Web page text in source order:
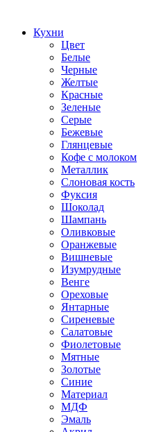
Кухни
Цвет
Белые
Черные
Желтые
Красные
Зеленые
Серые
Бежевые
Глянцевые
Кофе с молоком
Металлик
Слоновая кость
Фуксия
Шоколад
Шампань
Оливковые
Оранжевые
Вишневые
Изумрудные
Венге
Ореховые
Янтарные
Сиреневые
Салатовые
Фиолетовые
Мятные
Золотые
Синие
Материал
МДФ
Эмаль